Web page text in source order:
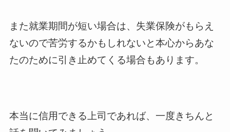
また就業期間が短い場合は、失業保険がもらえ
ないので苦労するかもしれないと本心からあな
たのために引き止めてくる場合もあります。
本当に信用できる上司であれば、一度きちんと